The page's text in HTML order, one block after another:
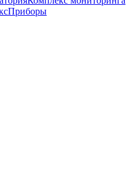
Приборы